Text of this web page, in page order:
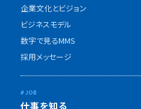
企業文化とビジョン
ビジネスモデル
数字で見るMMS
採用メッセージ
仕事を知る